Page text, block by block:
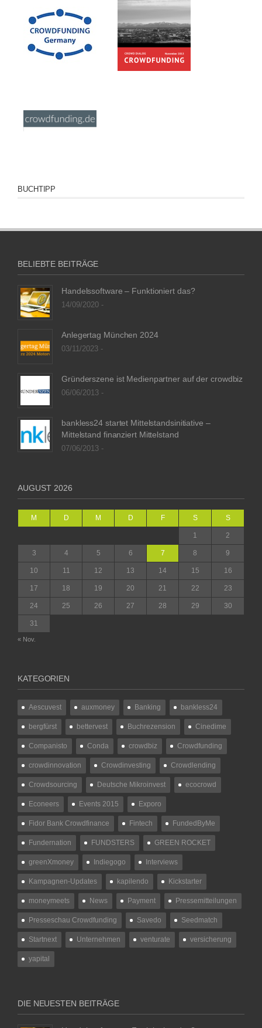
BUCHTIPP
BELIEBTE BEITRÄGE
Handelssoftware – Funktioniert das?
14/09/2020 -
Anlegertag München 2024
03/11/2023 -
Gründerszene ist Medienpartner auf der crowdbiz
06/06/2013 -
bankless24 startet Mittelstandsinitiative –
Mittelstand finanziert Mittelstand
07/06/2013 -
AUGUST 2026
M D M D F S S
1 2
3 4 5 6 7 8 9
10 11 12 13 14 15 16
17 18 19 20 21 22 23
24 25 26 27 28 29 30
31
« Nov.
KATEGORIEN
Aescuvest auxmoney Banking bankless24
bergfürst bettervest Buchrezension Cinedime
Companisto Conda crowdbiz Crowdfunding
crowdinnovation Crowdinvesting Crowdlending
Crowdsourcing Deutsche Mikroinvest ecocrowd
Econeers Events 2015 Exporo
Fidor Bank Crowdfinance Fintech FundedByMe
Fundernation FUNDSTERS GREEN ROCKET
greenXmoney Indiegogo Interviews
Kampagnen-Updates kapilendo Kickstarter
moneymeets News Payment Pressemitteilungen
Presseschau Crowdfunding Savedo Seedmatch
Startnext Unternehmen venturate versicherung
yapital
DIE NEUESTEN BEITRÄGE